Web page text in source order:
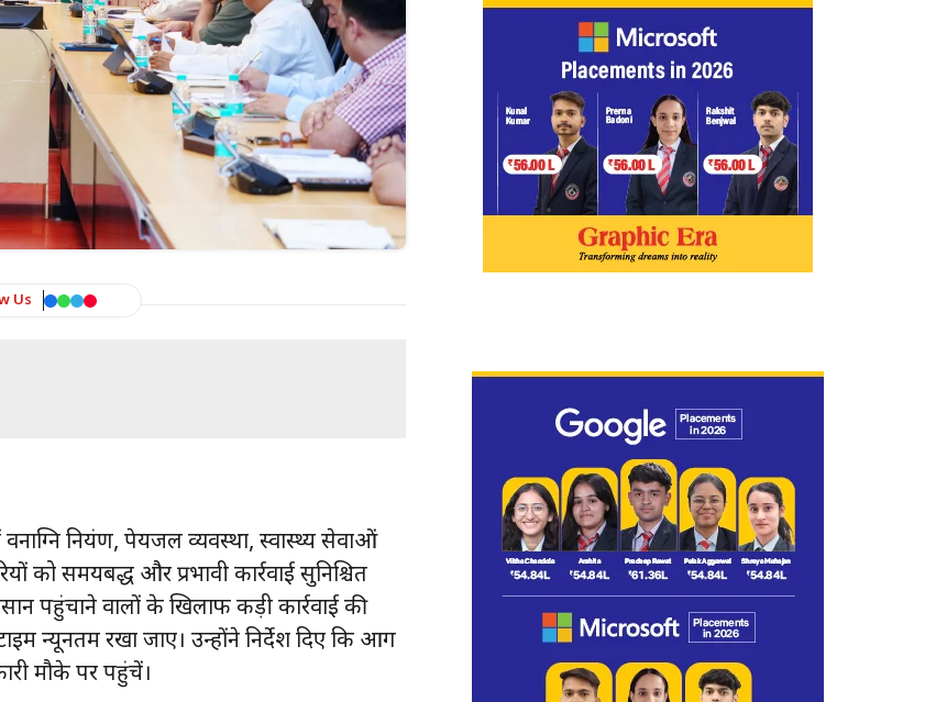
Us
नियंत्रण, पेयजल व्यवस्था, स्वास्थ्य सेवाओं
को समयबद्ध और प्रभावी कार्रवाई सुनिश्चित
पहुंचाने वालों के खिलाफ कड़ी कार्रवाई की
न्यूनतम रखा जाए। उन्होंने निर्देश दिए कि आग
मौके पर पहुंचें।